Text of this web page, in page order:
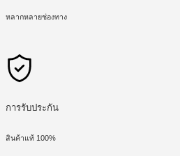
หลากหลายช่องทาง
การรับประกัน
สินค้าแท้ 100%